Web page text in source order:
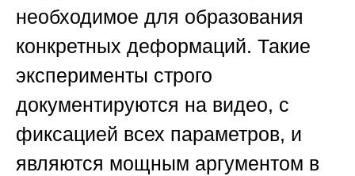
необходимое для образования
конкретных деформаций. Такие
эксперименты строго
документируются на видео, с
фиксацией всех параметров, и
являются мощным аргументом в